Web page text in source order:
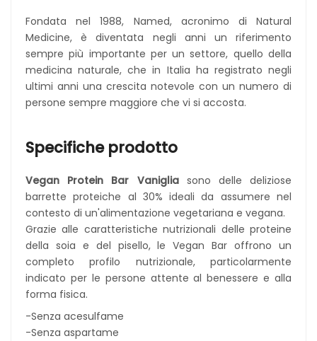
Fondata nel 1988, Named, acronimo di Natural
Medicine, è diventata negli anni un riferimento
sempre più importante per un settore, quello della
medicina naturale, che in Italia ha registrato negli
ultimi anni una crescita notevole con un numero di
persone sempre maggiore che vi si accosta.
Specifiche prodotto
Vegan Protein Bar Vaniglia sono delle deliziose
barrette proteiche al 30% ideali da assumere nel
contesto di un'alimentazione vegetariana e vegana.
Grazie alle caratteristiche nutrizionali delle proteine
della soia e del pisello, le Vegan Bar offrono un
completo profilo nutrizionale, particolarmente
indicato per le persone attente al benessere e alla
forma fisica.
-Senza acesulfame
-Senza aspartame